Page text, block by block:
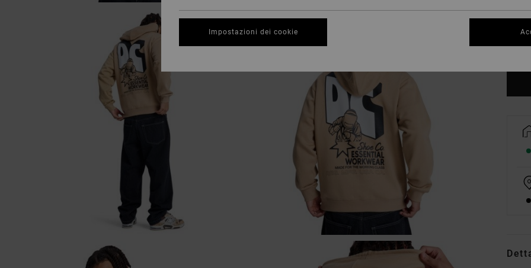
XS
Impostazioni dei cookie